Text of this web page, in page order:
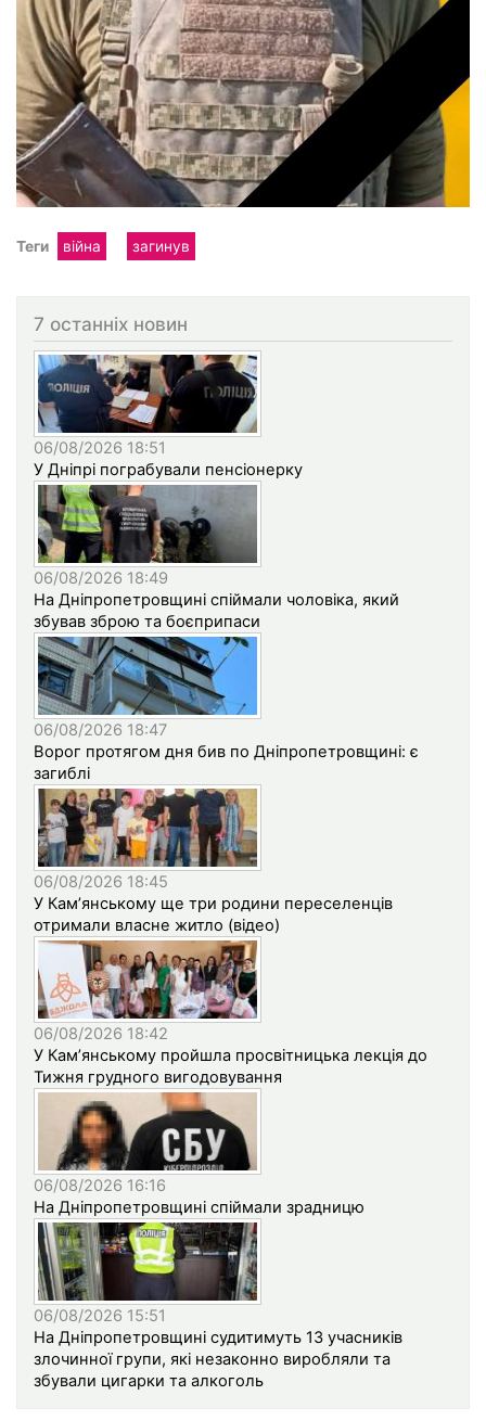
Теги війна загинув
7 останніх новин
06/08/2026 18:51
У Дніпрі пограбували пенсіонерку
06/08/2026 18:49
На Дніпропетровщині спіймали чоловіка, який
збував зброю та боєприпаси
06/08/2026 18:47
Ворог протягом дня бив по Дніпропетровщині: є
загиблі
06/08/2026 18:45
У Кам’янському ще три родини переселенців
отримали власне житло (відео)
06/08/2026 18:42
У Кам’янському пройшла просвітницька лекція до
Тижня грудного вигодовування
06/08/2026 16:16
На Дніпропетровщині спіймали зрадницю
06/08/2026 15:51
На Дніпропетровщині судитимуть 13 учасників
злочинної групи, які незаконно виробляли та
збували цигарки та алкоголь